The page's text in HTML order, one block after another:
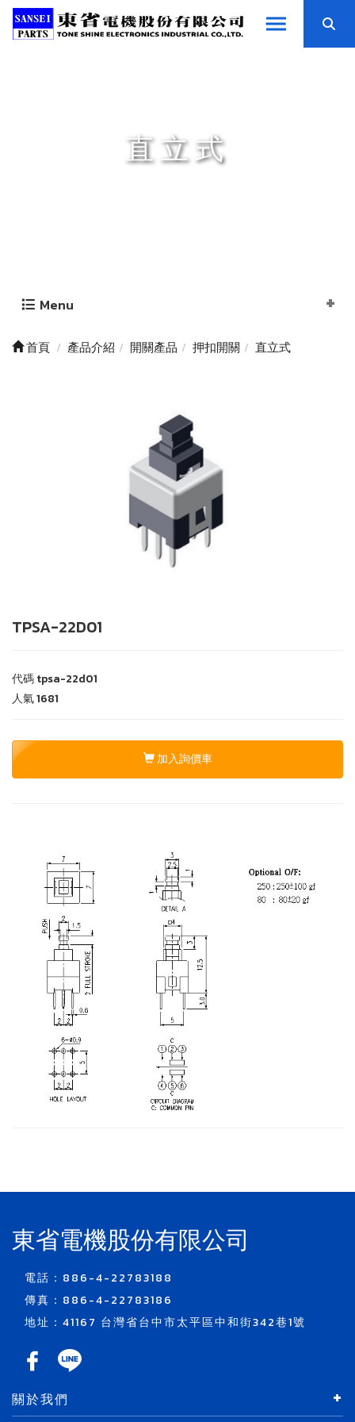
直立式
Menu
首頁 產品介紹 開關產品 押扣開關 直立式
TPSA-22D01
代碼tpsa-22d01
人氣1681
加入詢價車
東省電機股份有限公司
電話：886-4-22783188
傳真：886-4-22783186
地址：41167 台灣省台中市太平區中和街342巷1號
關於我們